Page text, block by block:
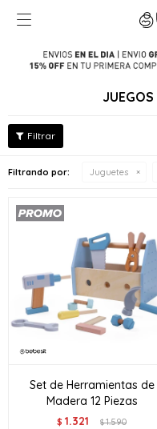

JUEGOS
Filtrando por: Juguetes
Set de Herramientas de
Madera 12 Piezas
$ 1.321 $1.590